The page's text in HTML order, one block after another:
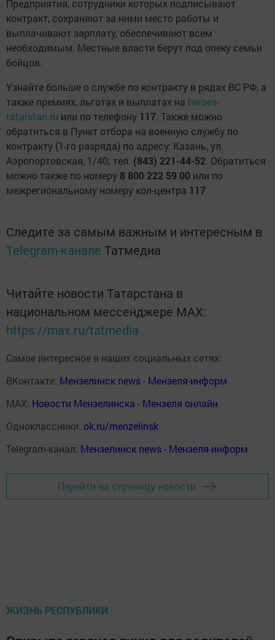
Предприятия, сотрудники которых подписывают
контракт, сохраняют за ними место работы и
выплачивают зарплату, обеспечивают всем
необходимым. Местные власти берут под опеку семьи
бойцов.
Узнайте больше о службе по контракту в рядах ВС РФ, а
также премиях, льготах и выплатах на heroes-
tatarstan.ru или по телефону 117. Также можно
обратиться в Пункт отбора на военную службу по
контракту (1-го разряда) по адресу: Казань, ул.
Аэропортовская, 1/40; тел. (843) 221-44-52. Обратиться
можно также по номеру 8 800 222 59 00 или по
межрегиональному номеру кол-центра 117.
Следите за самым важным и интересным в
Telegram-канале Татмедиа
Читайте новости Татарстана в
национальном мессенджере MАХ:
https://max.ru/tatmedia
Самое интересное в наших социальных сетях:
ВКонтакте: Мензелинск news - Мензеля-информ
MAX: Новости Мензелинска - Мензеля онлайн
Одноклассники: ok.ru/menzelinsk
Telegram-канал: Мензелинск news - Мензеля-информ
Перейти на страницу новости
ЖИЗНЬ РЕСПУБЛИКИ